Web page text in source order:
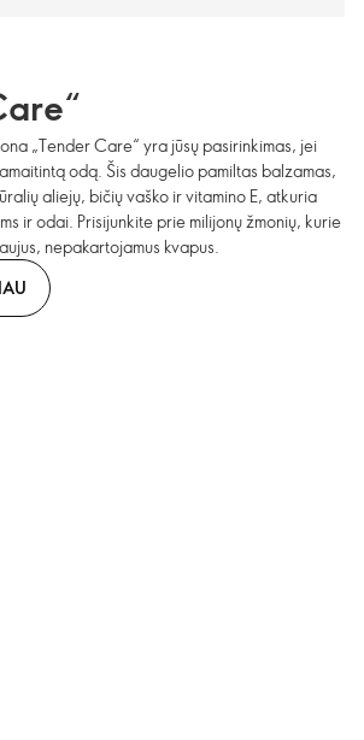
„Tender Care“ yra jūsų pasirinkimas, jei
odą. Šis daugelio pamiltas balzamas,
aliejų, bičių vaško ir vitamino E, atkuria
ir odai. Prisijunkite prie milijonų žmonių, kurie
nepakartojamus kvapus.